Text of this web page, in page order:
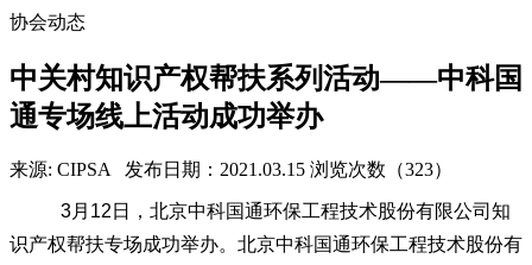
协会动态
中关村知识产权帮扶系列活动——中科国
通专场线上活动成功举办
来源: CIPSA 发布日期：2021.03.15 浏览次数（323）
3月12日，北京中科国通环保工程技术股份有限公司知
识产权帮扶专场成功举办。北京中科国通环保工程技术股份有